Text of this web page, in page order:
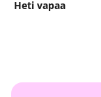
Heti vapaa